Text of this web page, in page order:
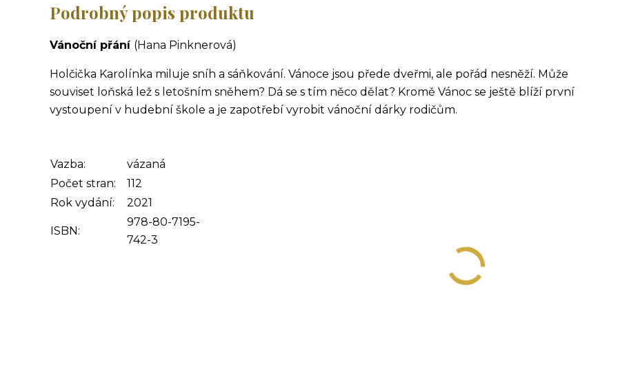
Podrobný popis produktu
Vánoční přání (Hana Pinknerová)
Holčička Karolínka miluje sníh a sáňkování. Vánoce jsou přede dveřmi, ale pořád nesněží. Může
souviset loňská lež s letošním sněhem? Dá se s tím něco dělat? Kromě Vánoc se ještě blíží první
vystoupení v hudební škole a je zapotřebí vyrobit vánoční dárky rodičům.
Vazba:
vázaná
Počet stran:
112
Rok vydání:
2021
ISBN:
978-80-7195-
742-3